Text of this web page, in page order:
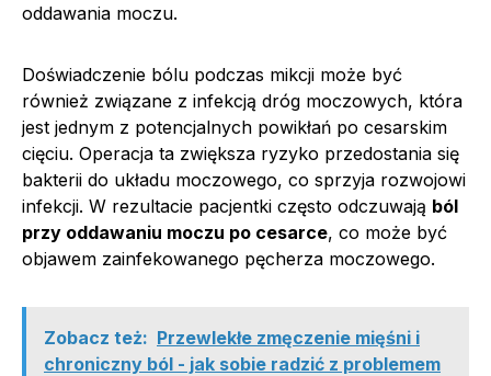
oddawania moczu.
Doświadczenie bólu podczas mikcji może być
również związane z infekcją dróg moczowych, która
jest jednym z potencjalnych powikłań po cesarskim
cięciu. Operacja ta zwiększa ryzyko przedostania się
bakterii do układu moczowego, co sprzyja rozwojowi
infekcji. W rezultacie pacjentki często odczuwają ból
przy oddawaniu moczu po cesarce, co może być
objawem zainfekowanego pęcherza moczowego.
Zobacz też: Przewlekłe zmęczenie mięśni i
chroniczny ból - jak sobie radzić z problemem